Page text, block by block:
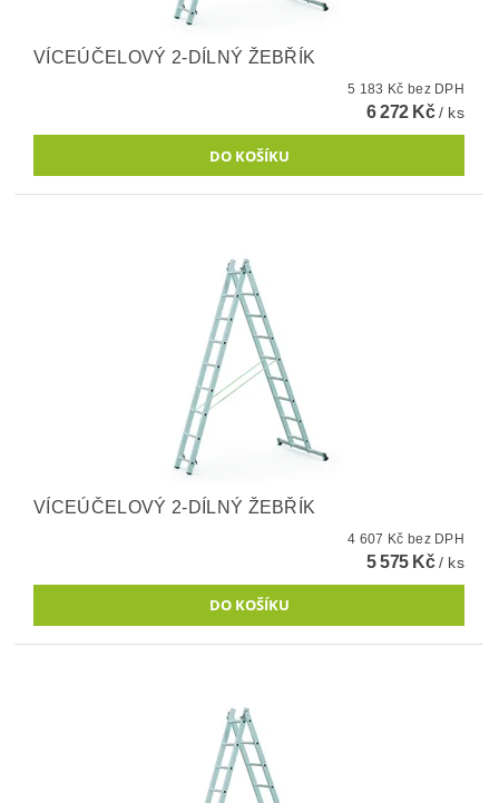
VÍCEÚČELOVÝ 2-DÍLNÝ ŽEBŘÍK
5 183 Kč bez DPH
6 272 Kč/ ks
VÍCEÚČELOVÝ 2-DÍLNÝ ŽEBŘÍK
4 607 Kč bez DPH
5 575 Kč/ ks